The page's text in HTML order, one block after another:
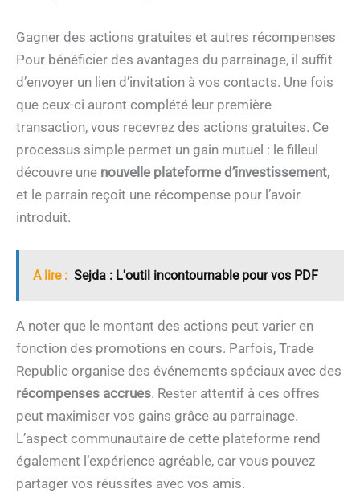
Gagner des actions gratuites et autres récompenses
Pour bénéficier des avantages du parrainage, il suffit
d’envoyer un lien d’invitation à vos contacts. Une fois
que ceux-ci auront complété leur première
transaction, vous recevrez des actions gratuites. Ce
processus simple permet un gain mutuel : le filleul
découvre une nouvelle plateforme d’investissement,
et le parrain reçoit une récompense pour l’avoir
introduit.
A lire : Sejda : L'outil incontournable pour vos PDF
A noter que le montant des actions peut varier en
fonction des promotions en cours. Parfois, Trade
Republic organise des événements spéciaux avec des
récompenses accrues. Rester attentif à ces offres
peut maximiser vos gains grâce au parrainage.
L’aspect communautaire de cette plateforme rend
également l’expérience agréable, car vous pouvez
partager vos réussites avec vos amis.